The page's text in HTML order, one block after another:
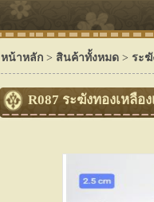
หน้าหลัก > สินค้าทั้งหมด > ระฆั
R087 ระฆังทองเหลือ